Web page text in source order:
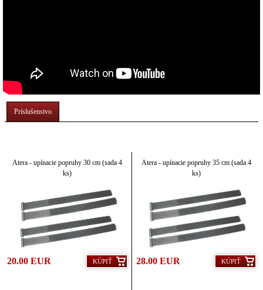
Príslušenstvo
Atera - upínacie popruhy 30 cm (sada 4
ks)
20.00 EUR KÚPIŤ
Atera - upínacie popruhy 35 cm (sada 4
ks)
28.00 EUR KÚPIŤ